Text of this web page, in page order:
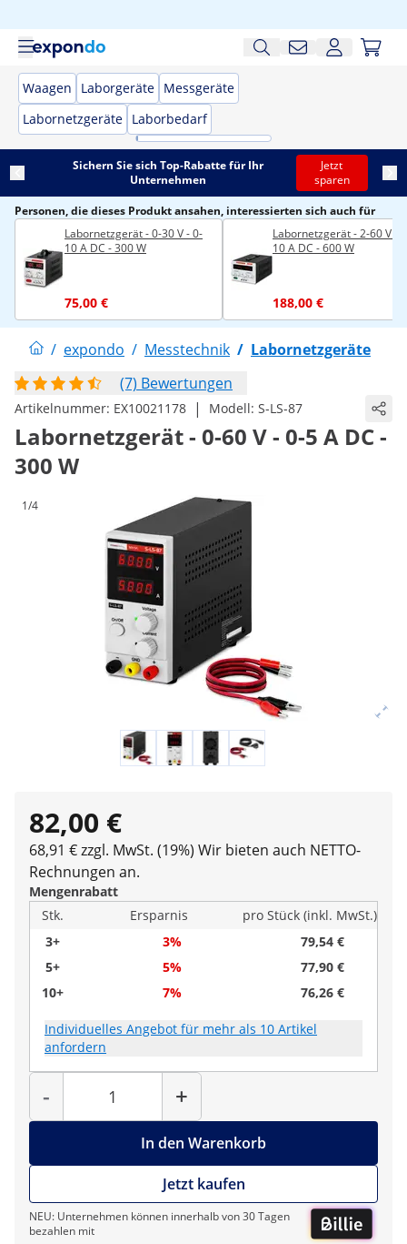
Waagen Laborgeräte Messgeräte
Labornetzgeräte Laborbedarf
Sichern Sie sich Top-Rabatte für Ihr
Unternehmen
Jetzt
sparen
Personen, die dieses Produkt ansahen, interessierten sich auch für
Labornetzgerät - 0-30 V - 0-
10 A DC - 300 W
75,00 €
Labornetzgerät - 2-60 V -
10 A DC - 600 W
188,00 €
/ expondo / Messtechnik / Labornetzgeräte
(7) Bewertungen
Artikelnummer: EX10021178 | Modell: S-LS-87
Labornetzgerät - 0-60 V - 0-5 A DC -
300 W
1/4
82,00 €
68,91 € zzgl. MwSt. (19%) Wir bieten auch NETTO-
Rechnungen an.
Mengenrabatt
Stk.
Ersparnis
pro Stück (inkl. MwSt.)
3+
3%
79,54 €
5+
5%
77,90 €
10+
7% 76,26 €
Individuelles Angebot für mehr als 10 Artikel
anfordern
-
Menge
+
In den Warenkorb
Jetzt kaufen
NEU: Unternehmen können innerhalb von 30 Tagen
bezahlen mit